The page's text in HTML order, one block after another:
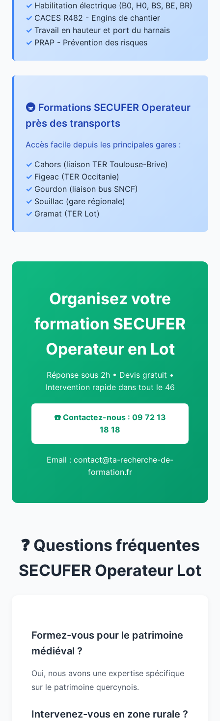
Habilitation électrique (B0, H0, BS, BE, BR)
CACES R482 - Engins de chantier
Travail en hauteur et port du harnais
PRAP - Prévention des risques
🚇 Formations SECUFER Operateur
près des transports
Accès facile depuis les principales gares :
Cahors (liaison TER Toulouse-Brive)
Figeac (TER Occitanie)
Gourdon (liaison bus SNCF)
Souillac (gare régionale)
Gramat (TER Lot)
Organisez votre
formation SECUFER
Operateur en Lot
Réponse sous 2h • Devis gratuit •
Intervention rapide dans tout le 46
☎️ Contactez-nous : 09 72 13
18 18
Email : contact@ta-recherche-de-
formation.fr
❓ Questions fréquentes
SECUFER Operateur Lot
Formez-vous pour le patrimoine
médiéval ?
Oui, nous avons une expertise spécifique
sur le patrimoine quercynois.
Intervenez-vous en zone rurale ?